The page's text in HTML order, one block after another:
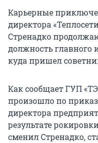
Карьерные
директора
Стренадко
должность главного
куда пришел
Как сообщает ГУП
произошло по
директора
результате
сменил Стренадко,